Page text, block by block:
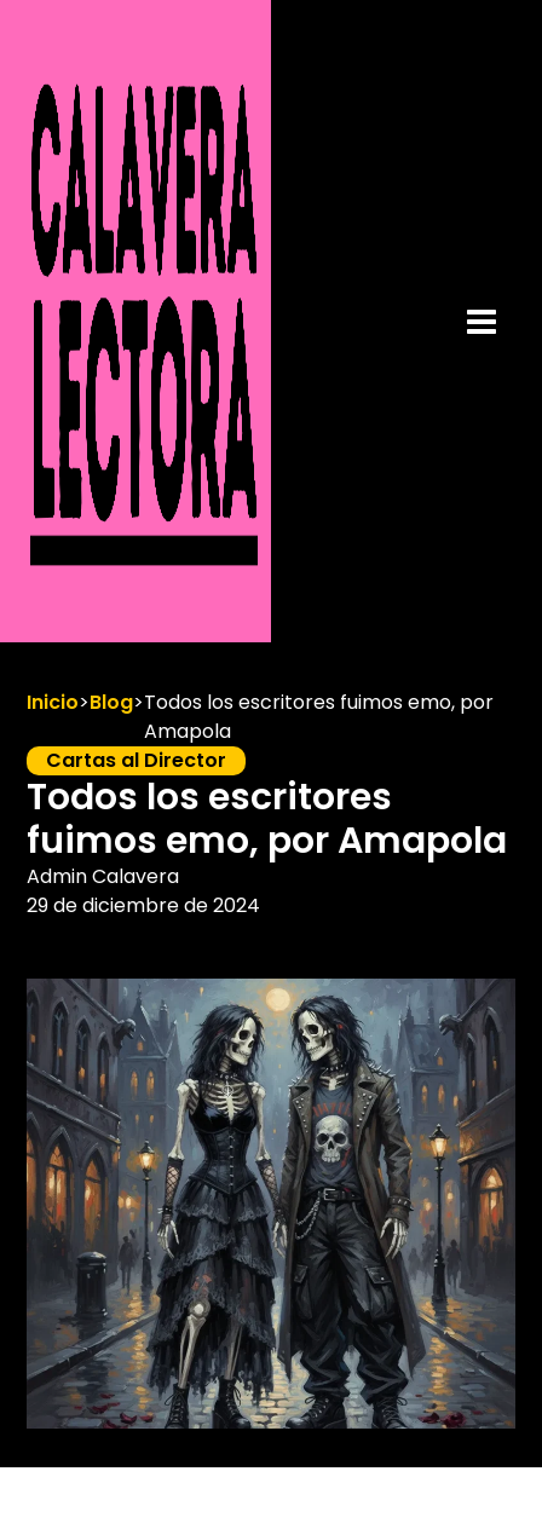
Inicio>Blog>Todos los escritores fuimos emo, por
Amapola
Cartas al Director
Todos los escritores
fuimos emo, por Amapola
Admin Calavera
29 de diciembre de 2024